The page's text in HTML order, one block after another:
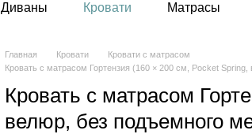
Диваны Кровати Матрасы
Главная Кровати
Кровати с матрасом
Кровать с матрасом Гортензия (160 × 200 см, Pocket
Кровать с матрасом
велюр, без подъемного